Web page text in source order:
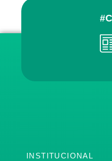
INSTITUCIONAL